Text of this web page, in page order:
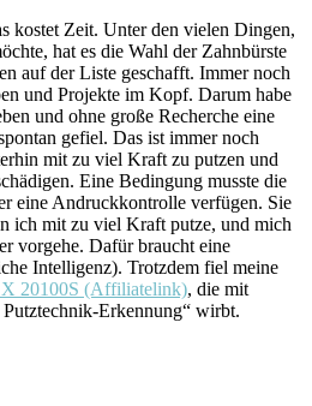
kostet Zeit. Unter den vielen Dingen,
hat es die Wahl der Zahnbürste
auf der Liste geschafft. Immer noch
und Projekte im Kopf. Darum habe
und ohne große Recherche eine
gefiel. Das ist immer noch
mit zu viel Kraft zu putzen und
Eine Bedingung musste die
eine Andruckkontrolle verfügen. Sie
ich mit zu viel Kraft putze, und mich
vorgehe. Dafür braucht eine
Intelligenz). Trotzdem fiel meine
20100S (Affiliatelink), die mit
Erkennung“ wirbt.